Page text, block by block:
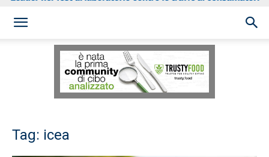
Salvagente
Tag: icea